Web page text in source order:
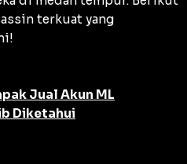
terkuat yang
Jual Akun ML
Diketahui